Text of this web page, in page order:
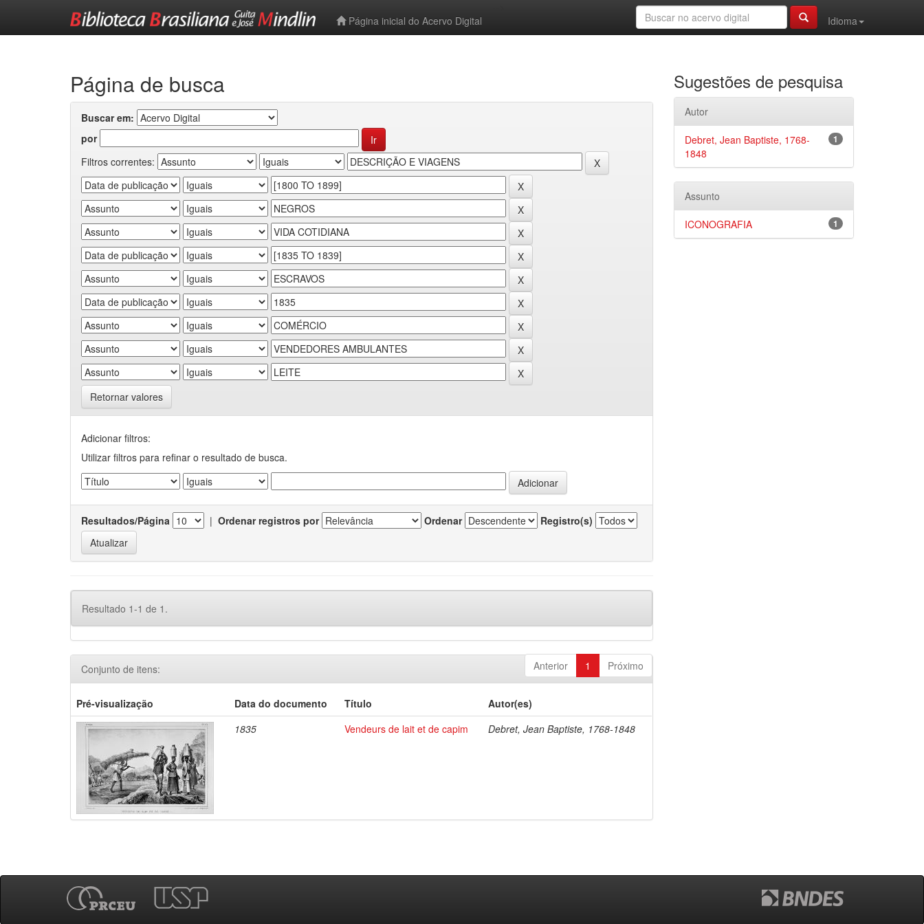
Página inicial do Acervo Digital
Idioma
Página de busca
Buscar em:
por
Filtros correntes:
Retornar valores
Adicionar filtros:
Utilizar filtros para refinar o resultado de busca.
Resultados/Página | Ordenar registros por Ordenar Registro(s)
Resultado 1-1 de 1.
Anterior 1 Próximo
Conjunto de itens:
Pré-visualização Data do documento Título
Autor(es)
1835
Vendeurs de lait et de capim Debret, Jean Baptiste, 1768-1848
Sugestões de pesquisa
Autor
1
Debret, Jean Baptiste, 1768-
1848
Assunto
1
ICONOGRAFIA